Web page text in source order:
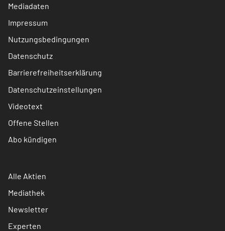
Mediadaten
Impressum
Nutzungsbedingungen
Datenschutz
Barrierefreiheitserklärung
Datenschutzeinstellungen
Videotext
Offene Stellen
Abo kündigen
Alle Aktien
Mediathek
Newsletter
Experten